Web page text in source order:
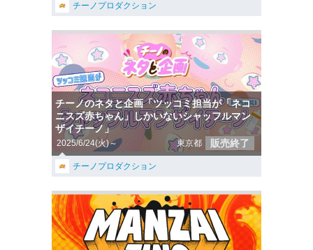
チーノプロダクション
チーノのネタと企画「ツッコミ担当が「ネコ
ニスズ赤ちゃん」しかいないシャッフルマン
ザイチーノ」
2025/6/24(火)～ 東京都 販売終了
チーノプロダクション